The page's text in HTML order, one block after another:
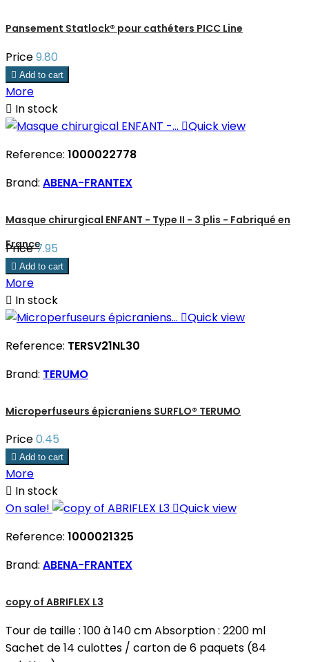
Pansement Statlock® pour cathéters PICC Line
Price9.80
 Add to cart
More
 In stock
Quick view
Reference: 1000022778
Brand: ABENA-FRANTEX
Masque chirurgical ENFANT - Type II - 3 plis - Fabriqué en
France
Price7.95
 Add to cart
More
 In stock
Quick view
Reference: TERSV21NL30
Brand: TERUMO
Microperfuseurs épicraniens SURFLO® TERUMO
Price0.45
 Add to cart
More
 In stock
On sale!
Quick view
Reference: 1000021325
Brand: ABENA-FRANTEX
copy of ABRIFLEX L3
Tour de taille : 100 à 140 cm Absorption : 2200 ml
Sachet de 14 culottes / carton de 6 paquets (84